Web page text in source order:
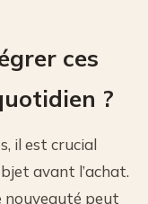
ces
?
il est crucial
avant l’achat.
nouveauté peut